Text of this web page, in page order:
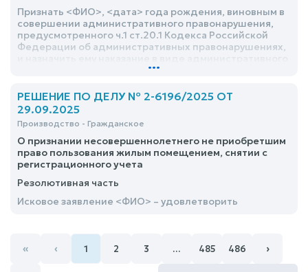
Признать <ФИО>, <дата> года рождения, виновным в
совершении административного правонарушения,
предусмотренного ч.1 ст.20.1 Кодекса Российской
Федерации об административных правонарушениях,
ареста сроком на 13 (тринадцать) суток
...
РЕШЕНИЕ ПО ДЕЛУ № 2-6196/2025 ОТ
29.09.2025
Производство - Гражданское
О признании несовершеннолетнего не приобретшим
право пользования жилым помещением, снятии с
регистрационного учета
Резолютивная часть
Исковое заявление <ФИО> – удовлетворить
« ‹ 1 2 3 … 485 486 ›